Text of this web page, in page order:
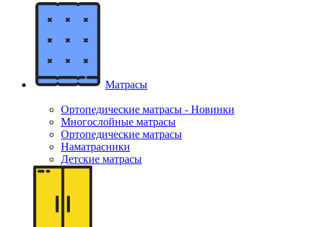
Матрасы
Ортопедические матрасы - Новинки
Многослойные матрасы
Ортопедические матрасы
Наматрасники
Детские матрасы